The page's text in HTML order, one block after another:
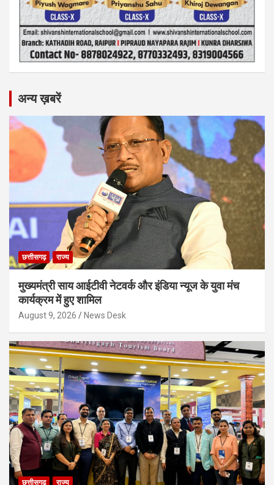
अन्य ख़बरें
छत्तीसगढ़ राज्य
मुख्यमंत्री साय आईटीवी नेटवर्क और इंडिया न्यूज के युवा मंच
कार्यक्रम में हुए शामिल
August 9, 2026 News Desk
छत्तीसगढ़ राज्य